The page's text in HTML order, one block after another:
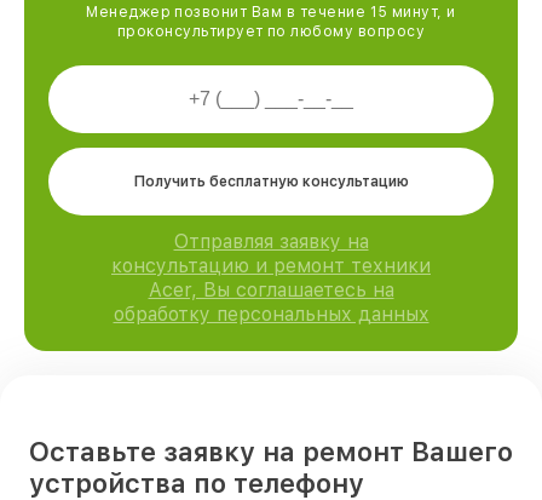
Менеджер позвонит Вам в течение 15 минут, и
проконсультирует по любому вопросу
Получить бесплатную консультацию
Отправляя заявку на
консультацию и ремонт техники
Acer, Вы соглашаетесь на
обработку персональных данных
Оставьте заявку на ремонт Вашего
устройства по телефону